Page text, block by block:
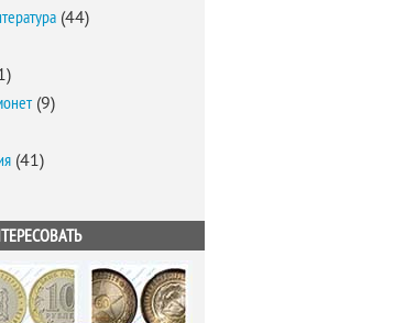
(44)
(9)
(41)